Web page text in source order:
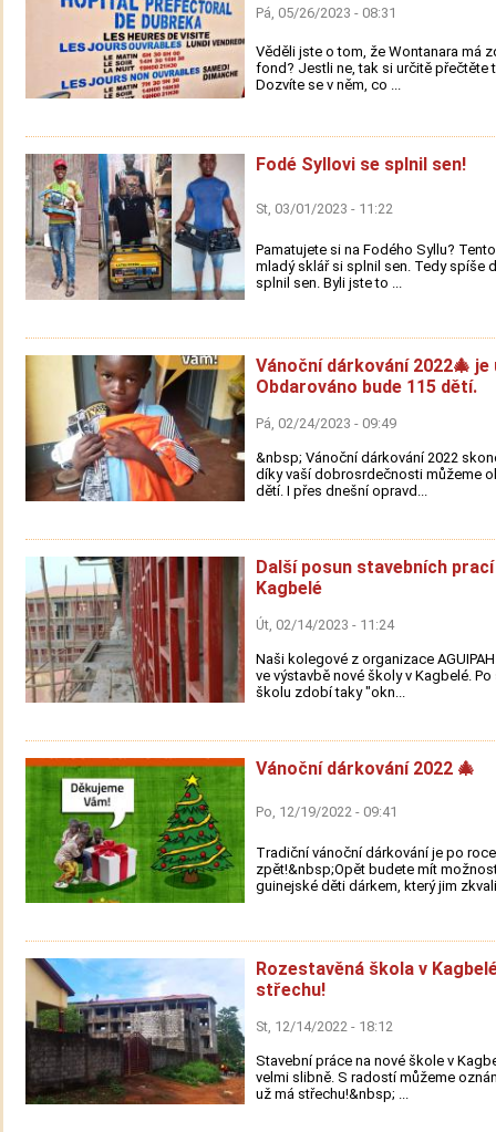
Pá, 05/26/2023 - 08:31
Věděli jste o tom, že Wontanara má
fond? Jestli ne, tak si určitě přečtěte
Dozvíte se v něm, co ...
Fodé Syllovi se splnil sen!
St, 03/01/2023 - 11:22
Pamatujete si na Fodého Syllu?
mladý sklář si splnil sen. Tedy spíše
splnil sen. Byli jste to ...
Vánoční dárkování 2022🎄 je
Obdarováno bude 115 dětí.
Pá, 02/24/2023 - 09:49
&nbsp; Vánoční dárkování 2022
díky vaší dobrosrdečnosti můžeme
dětí. I přes dnešní opravd...
Další posun stavebních
Kagbelé
Út, 02/14/2023 - 11:24
Naši kolegové z organizace
ve výstavbě nové školy v Kagbelé. Po
školu zdobí taky "okn...
Vánoční dárkování 2022 🎄
Po, 12/19/2022 - 09:41
Tradiční vánoční dárkování je po roce
zpět!&nbsp;Opět budete mít
guinejské děti dárkem, který jim
Rozestavěná škola v
střechu!
St, 12/14/2022 - 18:12
Stavební práce na nové škole v
velmi slibně. S radostí můžeme
už má střechu!&nbsp; ...